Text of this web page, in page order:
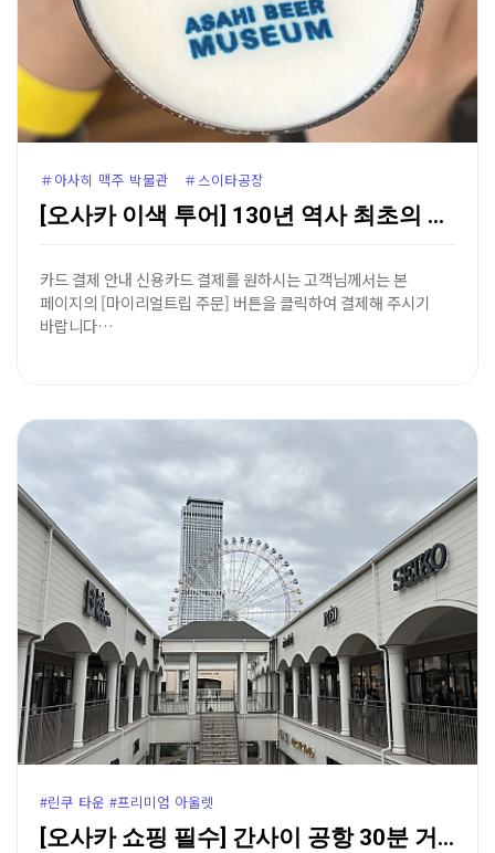
＃아사히 맥주 박물관 ＃스이타공장
[오사카 이색 투어] 130년 역사 최초의 발상지, 아…
카드 결제 안내 신용카드 결제를 원하시는 고객님께서는 본
페이지의 [마이리얼트립 주문] 버튼을 클릭하여 결제해 주시기
바랍니다…
#린쿠 타운 #프리미엄 아울렛
[오사카 쇼핑 필수] 간사이 공항 30분 거리, 250…